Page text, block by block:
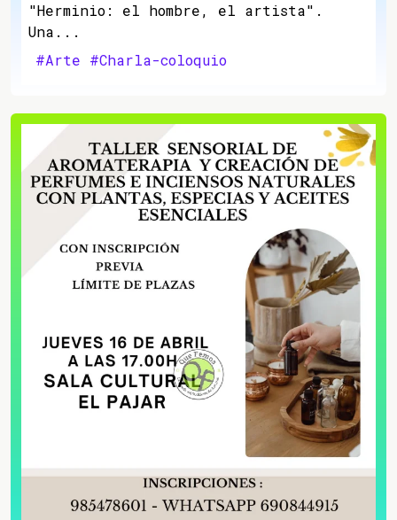
"Herminio: el hombre, el artista".
Una...
#Arte #Charla-coloquio